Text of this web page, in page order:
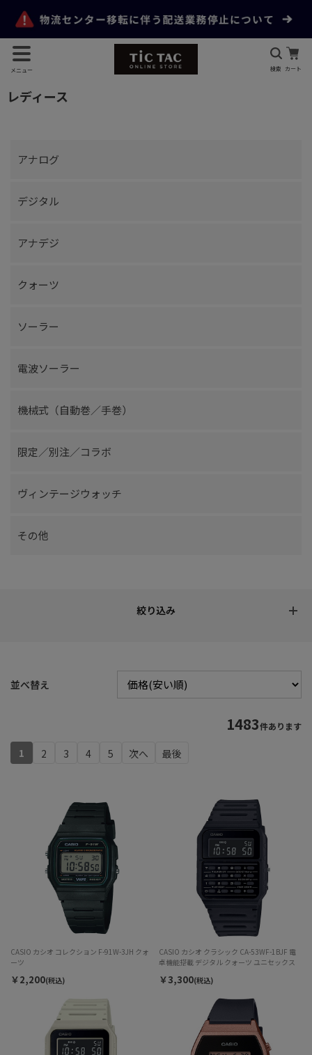
メニュー 検索 カート
レディース
アナログ
デジタル
アナデジ
クォーツ
ソーラー
電波ソーラー
機械式（自動巻／手巻）
限定／別注／コラボ
ヴィンテージウォッチ
その他
並べ替え
1483件あります
1 2 3 4 5
CASIO カシオ コレクション F-91W-3JH クォ
ーツ
￥2,200(税込)
CASIO カシオ クラシック CA-53WF-1BJF 電
卓機能搭載 デジタル クォーツ ユニセックス
￥3,300(税込)